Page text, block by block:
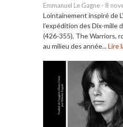
Emmanuel Le Gagne - 8
Lointainement inspiré de
l’expédition des Dix-mille
(426-355), The Warriors,
au milieu des année...Lire